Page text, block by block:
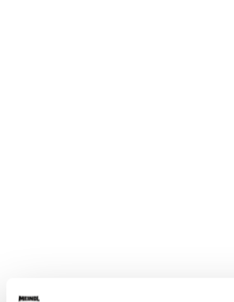
DU HAR SETT 12 AV 12